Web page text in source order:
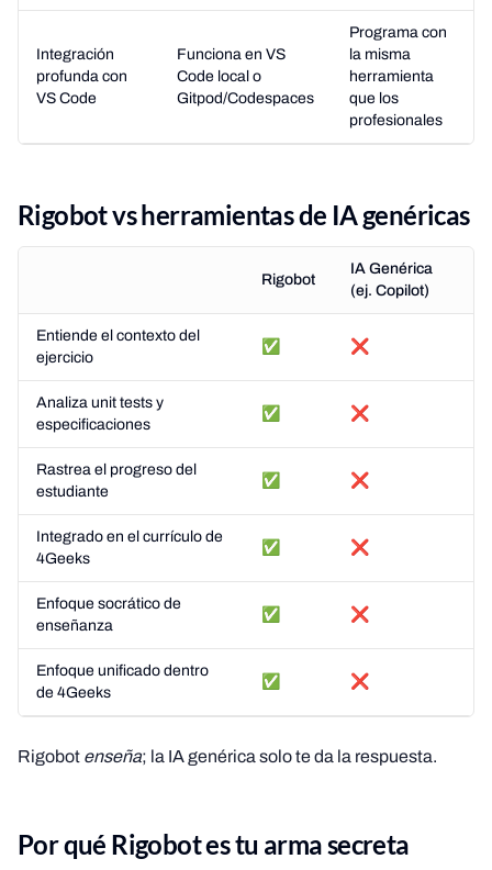
Integración
profunda con
VS Code
Funciona en VS
Code local o
Gitpod/Codespaces
Programa con
la misma
herramienta
que los
profesionales
Rigobot vs herramientas de IA genéricas
Rigobot
IA Genérica
(ej. Copilot)
Entiende el contexto del
ejercicio
✅ ❌
Analiza unit tests y
especificaciones
✅ ❌
Rastrea el progreso del
estudiante
✅ ❌
Integrado en el currículo de
4Geeks
✅ ❌
Enfoque socrático de
enseñanza
✅ ❌
Enfoque unificado dentro
de 4Geeks
✅ ❌
Rigobot enseña; la IA genérica solo te da la respuesta.
Por qué Rigobot es tu arma secreta